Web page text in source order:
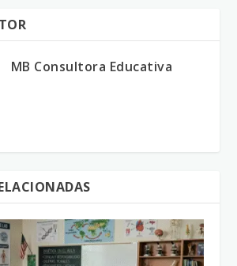
MB Consultora Educativa